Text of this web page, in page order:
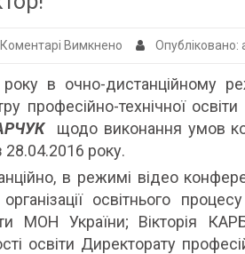
Коментарі Вимкнено до
директор!
року в очно-дистанційному
професійно-технічної
щодо виконання умов
28.04.2016 року.
в режимі відео
освітнього
МОН України; Вікторія
освіти Директорату